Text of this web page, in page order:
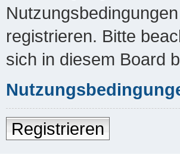
registrieren. Bitte
sich in diesem Board
Registrieren